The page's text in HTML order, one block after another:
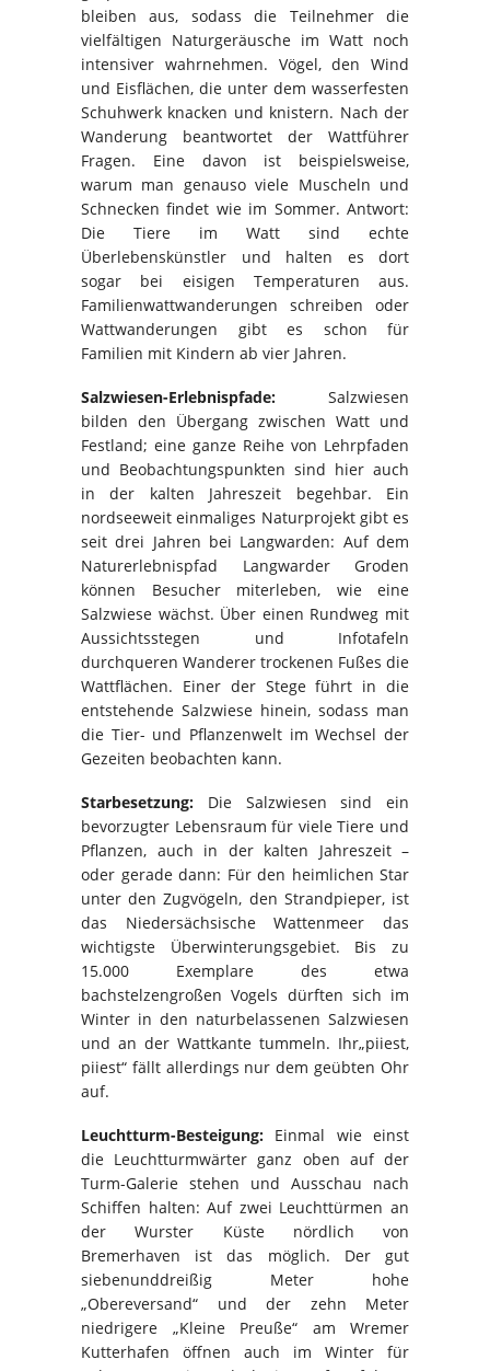
bleiben aus, sodass die Teilnehmer die
vielfältigen Naturgeräusche im Watt noch
intensiver wahrnehmen. Vögel, den Wind
und Eisflächen, die unter dem wasserfesten
Schuhwerk knacken und knistern. Nach der
Wanderung beantwortet der Wattführer
Fragen. Eine davon ist beispielsweise,
warum man genauso viele Muscheln und
Schnecken findet wie im Sommer. Antwort:
Die Tiere im Watt sind echte
Überlebenskünstler und halten es dort
sogar bei eisigen Temperaturen aus.
Familienwattwanderungen schreiben oder
Wattwanderungen gibt es schon für
Familien mit Kindern ab vier Jahren.
Salzwiesen-Erlebnispfade: Salzwiesen
bilden den Übergang zwischen Watt und
Festland; eine ganze Reihe von Lehrpfaden
und Beobachtungspunkten sind hier auch
in der kalten Jahreszeit begehbar. Ein
nordseeweit einmaliges Naturprojekt gibt es
seit drei Jahren bei Langwarden: Auf dem
Naturerlebnispfad Langwarder Groden
können Besucher miterleben, wie eine
Salzwiese wächst. Über einen Rundweg mit
Aussichtsstegen und Infotafeln
durchqueren Wanderer trockenen Fußes die
Wattflächen. Einer der Stege führt in die
entstehende Salzwiese hinein, sodass man
die Tier- und Pflanzenwelt im Wechsel der
Gezeiten beobachten kann.
Starbesetzung: Die Salzwiesen sind ein
bevorzugter Lebensraum für viele Tiere und
Pflanzen, auch in der kalten Jahreszeit –
oder gerade dann: Für den heimlichen Star
unter den Zugvögeln, den Strandpieper, ist
das Niedersächsische Wattenmeer das
wichtigste Überwinterungsgebiet. Bis zu
15.000 Exemplare des etwa
bachstelzengroßen Vogels dürften sich im
Winter in den naturbelassenen Salzwiesen
und an der Wattkante tummeln. Ihr„piiest,
piiest“ fällt allerdings nur dem geübten Ohr
auf.
Leuchtturm-Besteigung: Einmal wie einst
die Leuchtturmwärter ganz oben auf der
Turm-Galerie stehen und Ausschau nach
Schiffen halten: Auf zwei Leuchttürmen an
der Wurster Küste nördlich von
Bremerhaven ist das möglich. Der gut
siebenunddreißig Meter hohe
„Obereversand“ und der zehn Meter
niedrigere „Kleine Preuße“ am Wremer
Kutterhafen öffnen auch im Winter für